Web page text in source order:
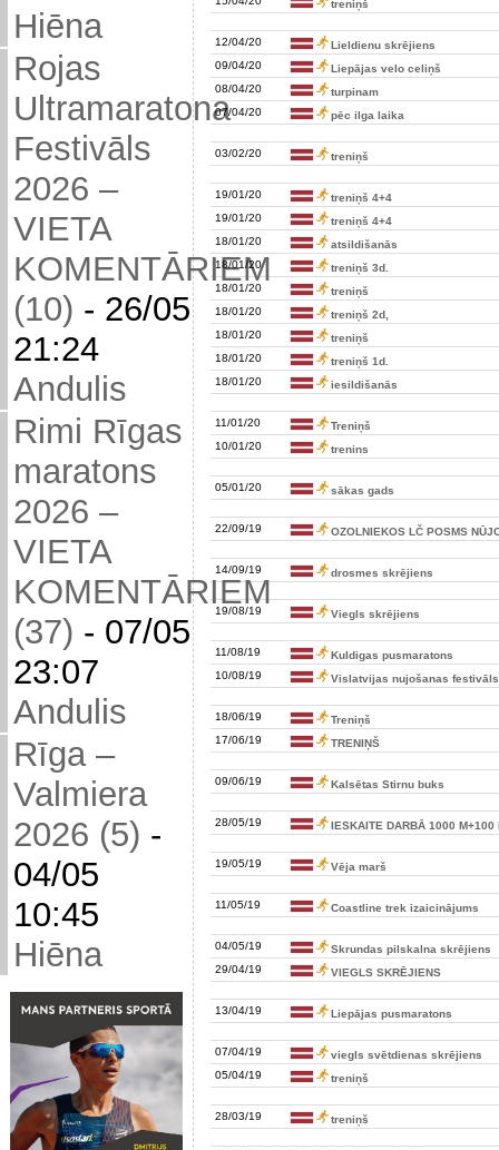
Hiēna
Rojas
Ultramaratona
Festivāls
2026 –
VIETA
KOMENTĀRIEM
(10) - 26/05
21:24
Andulis
Rimi Rīgas
maratons
2026 –
VIETA
KOMENTĀRIEM
(37) - 07/05
23:07
Andulis
Rīga –
Valmiera
2026 (5) -
04/05
10:45
Hiēna
treniņš
12/04/20
Lieldienu skrējiens
09/04/20
Liepājas velo celiņš
08/04/20
turpinam
07/04/20
pēc ilga laika
03/02/20 treniņš
19/01/20
treniņš 4+4
19/01/20
treniņš 4+4
18/01/20
atsildišanās
18/01/20
treniņš 3d.
18/01/20
treniņš
18/01/20
treniņš 2d,
18/01/20
treniņš
18/01/20
treniņš 1d.
18/01/20
iesildišanās
11/01/20
Treniņš
10/01/20
trenins
05/01/20 sākas gads
22/09/19 OZOLNIEKOS LČ POSMS
14/09/19 drosmes skrējiens
19/08/19 Viegls skrējiens
11/08/19
Kuldigas pusmaratons
10/08/19
Vislatvijas nujošanas
18/06/19
Treniņš
17/06/19
TRENIŅŠ
09/06/19 Kalsētas Stirnu buks
28/05/19 IESKAITE DARBĀ 1000 M+100
19/05/19 Vēja marš
11/05/19 Coastline trek izaicinājums
04/05/19
Skrundas pilskalna skrējiens
29/04/19
VIEGLS SKRĒJIENS
13/04/19 Liepājas pusmaratons
07/04/19
viegls svētdienas skrējiens
05/04/19
treniņš
28/03/19 treniņš